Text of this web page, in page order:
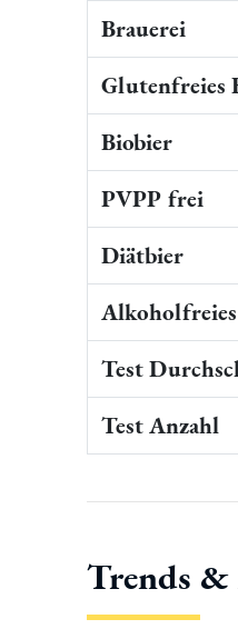
Brauerei
Glutenfreies
Biobier
PVPP frei
Diätbier
Test
Test Anzahl
Trends &